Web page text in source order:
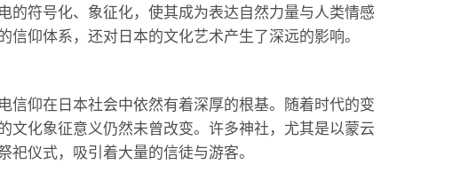
的符号化、象征化，使其成为表达自然力量与人类情感
仰体系，还对日本的文化艺术产生了深远的影响。
信仰在日本社会中依然有着深厚的根基。随着时代的变
文化象征意义仍然未曾改变。许多神社，尤其是以蒙云
仪式，吸引着大量的信徒与游客。